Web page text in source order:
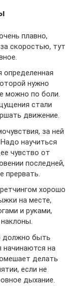
плавно,
скоростью, тут
определенная
нужно
можно по боли.
стали
движение.
за ней
научиться
чувство от
последней,
прервать.
хорошо
на месте,
и руками,
должно быть
начинаются на
делать
если не
дыхание.